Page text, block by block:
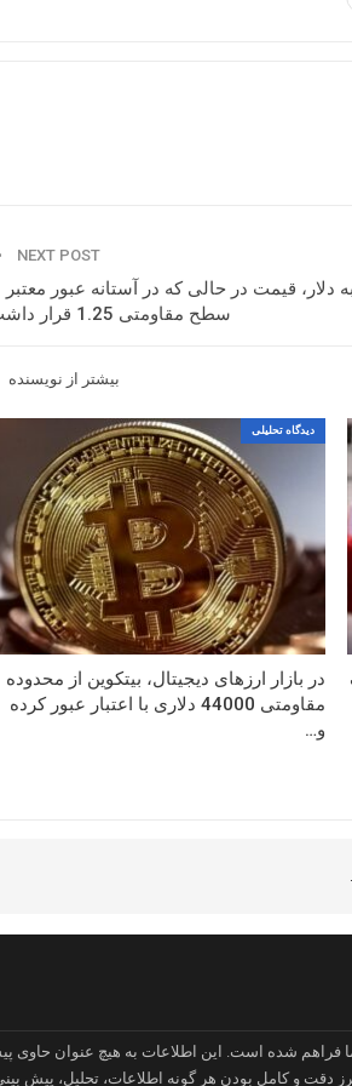
NEXT POST
دلار، قیمت در حالی که در آستانه عبور معتبر
سطح مقاومتی 1.25 قرار داشت
بیشتر از نویسنده
دیدگاه تحلیلی
در بازار ارزهای دیجیتال، بیتکوین از محدوده
مقاومتی 44000 دلاری با اعتبار عبور کرده
و…
شده است. این اطلاعات به هیچ عنوان حاوی
و کامل بودن هر گونه اطلاعات، تحلیل، پیش